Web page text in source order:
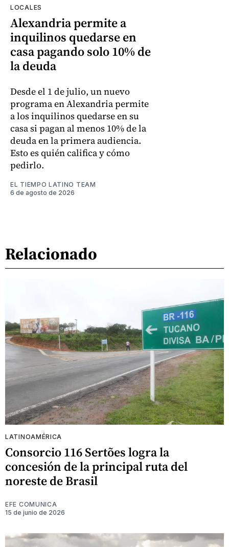
LOCALES
Alexandria permite a
inquilinos quedarse en
casa pagando solo 10% de
la deuda
Desde el 1 de julio, un nuevo
programa en Alexandria permite
a los inquilinos quedarse en su
casa si pagan al menos 10% de la
deuda en la primera audiencia.
Esto es quién califica y cómo
pedirlo.
EL TIEMPO LATINO TEAM
6 de agosto de 2026
Relacionado
LATINOAMÉRICA
Consorcio 116 Sertões logra la
concesión de la principal ruta del
noreste de Brasil
EFE COMUNICA
15 de junio de 2026